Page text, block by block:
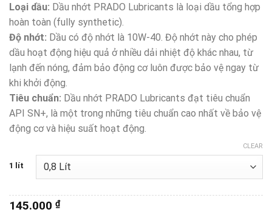
155.000 ₫
Loại dầu: Dầu nhớt PRADO Lubricants là loại dầu tổng hợp
hoàn toàn (fully synthetic).
Độ nhớt: Dầu có độ nhớt là 10W-40. Độ nhớt này cho phép
dầu hoạt động hiệu quả ở nhiều dải nhiệt độ khác nhau, từ
lạnh đến nóng, đảm bảo động cơ luôn được bảo vệ ngay từ
khi khởi động.
Tiêu chuẩn: Dầu nhớt PRADO Lubricants đạt tiêu chuẩn
API SN+, là một trong những tiêu chuẩn cao nhất về bảo vệ
động cơ và hiệu suất hoạt động.
1 lít
CLEAR
145.000 ₫